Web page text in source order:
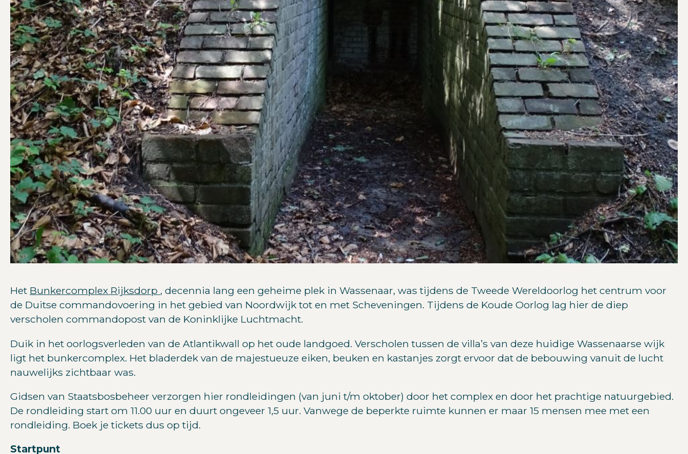
Het Bunkercomplex Rijksdorp , decennia lang een geheime plek in Wassenaar, was tijdens de Tweede Wereldoorlog het centrum voor
de Duitse commandovoering in het gebied van Noordwijk tot en met Scheveningen. Tijdens de Koude Oorlog lag hier de diep
verscholen commandopost van de Koninklijke Luchtmacht.
Duik in het oorlogsverleden van de Atlantikwall op het oude landgoed. Verscholen tussen de villa’s van deze huidige Wassenaarse wijk
ligt het bunkercomplex. Het bladerdek van de majestueuze eiken, beuken en kastanjes zorgt ervoor dat de bebouwing vanuit de lucht
nauwelijks zichtbaar was.
Gidsen van Staatsbosbeheer verzorgen hier rondleidingen (van juni t/m oktober) door het complex en door het prachtige natuurgebied.
De rondleiding start om 11.00 uur en duurt ongeveer 1,5 uur. Vanwege de beperkte ruimte kunnen er maar 15 mensen mee met een
rondleiding. Boek je tickets dus op tijd.
Startpunt